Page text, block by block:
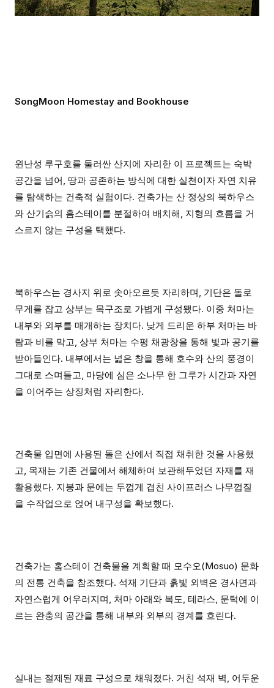
SongMoon Homestay and Bookhouse
윈난성 루구호를 둘러싼 산지에 자리한 이 프로젝트는 숙박
공간을 넘어, 땅과 공존하는 방식에 대한 실천이자 자연 치유
를 탐색하는 건축적 실험이다. 건축가는 산 정상의 북하우스
와 산기슭의 홈스테이를 분절하여 배치해, 지형의 흐름을 거
스르지 않는 구성을 택했다.
북하우스는 경사지 위로 솟아오르듯 자리하며, 기단은 돌로
무게를 잡고 상부는 목구조로 가볍게 구성됐다. 이중 처마는
내부와 외부를 매개하는 장치다. 낮게 드리운 하부 처마는 바
람과 비를 막고, 상부 처마는 수평 채광창을 통해 빛과 공기를
받아들인다. 내부에서는 넓은 창을 통해 호수와 산의 풍경이
그대로 스며들고, 마당에 심은 소나무 한 그루가 시간과 자연
을 이어주는 상징처럼 자리한다.
건축물 입면에 사용된 돌은 산에서 직접 채취한 것을 사용했
고, 목재는 기존 건물에서 해체하여 보관해두었던 자재를 재
활용했다. 지붕과 문에는 두껍게 겹친 사이프러스 나무껍질
을 수작업으로 얹어 내구성을 확보했다.
건축가는 홈스테이 건축물을 계획할 때 모수오(Mosuo) 문화
의 전통 건축을 참조했다. 석재 기단과 흙빛 외벽은 경사면과
자연스럽게 어우러지며, 처마 아래와 복도, 테라스, 문턱에 이
르는 완충의 공간을 통해 내부와 외부의 경계를 흐린다.
실내는 절제된 재료 구성으로 채워졌다. 거친 석재 벽, 어두운